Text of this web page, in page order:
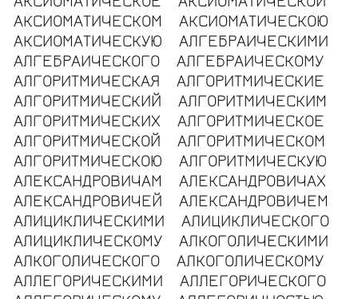
АКСИОМАТИЧЕСКОМ
АКСИОМАТИЧЕСКОЮ
АКСИОМАТИЧЕСКУЮ
АЛГЕБРАИЧЕСКИМИ
АЛГЕБРАИЧЕСКОГО
АЛГЕБРАИЧЕСКОМУ
АЛГОРИТМИЧЕСКАЯ
АЛГОРИТМИЧЕСКИЕ
АЛГОРИТМИЧЕСКИЙ
АЛГОРИТМИЧЕСКИМ
АЛГОРИТМИЧЕСКИХ
АЛГОРИТМИЧЕСКОЕ
АЛГОРИТМИЧЕСКОЙ
АЛГОРИТМИЧЕСКОМ
АЛГОРИТМИЧЕСКОЮ
АЛГОРИТМИЧЕСКУЮ
АЛЕКСАНДРОВИЧАМ
АЛЕКСАНДРОВИЧАХ
АЛЕКСАНДРОВИЧЕЙ
АЛЕКСАНДРОВИЧЕМ
АЛИЦИКЛИЧЕСКИМИ
АЛИЦИКЛИЧЕСКОГО
АЛИЦИКЛИЧЕСКОМУ
АЛКОГОЛИЧЕСКИМИ
АЛКОГОЛИЧЕСКОГО
АЛКОГОЛИЧЕСКОМУ
АЛЛЕГОРИЧЕСКИМИ
АЛЛЕГОРИЧЕСКОГО